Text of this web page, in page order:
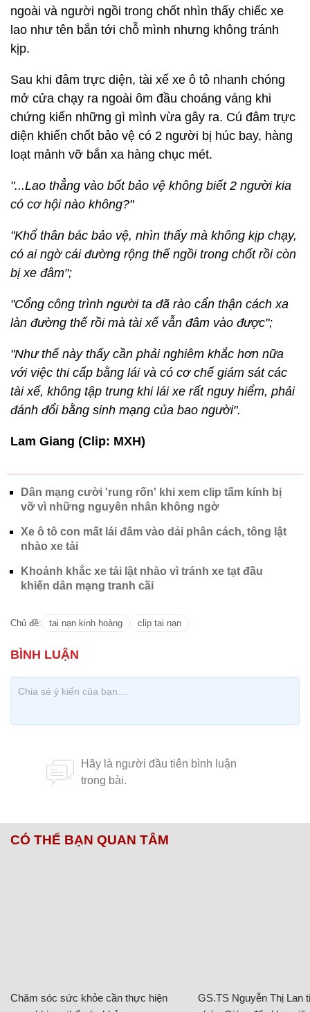
ngoài và người ngồi trong chốt nhìn thấy chiếc xe
lao như tên bắn tới chỗ mình nhưng không tránh
kịp.
Sau khi đâm trực diện, tài xế xe ô tô nhanh chóng
mở cửa chạy ra ngoài ôm đầu choáng váng khi
chứng kiến những gì mình vừa gây ra. Cú đâm trực
diện khiến chốt bảo vệ có 2 người bị húc bay, hàng
loạt mảnh vỡ bắn xa hàng chục mét.
"...Lao thẳng vào bốt bảo vệ không biết 2 người kia
có cơ hội nào không?"
"Khổ thân bác bảo vệ, nhìn thấy mà không kịp chạy,
có ai ngờ cái đường rộng thế ngồi trong chốt rồi còn
bị xe đâm";
"Cổng công trình người ta đã rào cẩn thận cách xa
làn đường thế rồi mà tài xế vẫn đâm vào được";
"Như thế này thấy cần phải nghiêm khắc hơn nữa
với việc thi cấp bằng lái và có cơ chế giám sát các
tài xế, không tập trung khi lái xe rất nguy hiểm, phải
đánh đổi bằng sinh mạng của bao người".
Lam Giang (Clip: MXH)
Dân mạng cười 'rung rốn' khi xem clip tấm kính bị
vỡ vì những nguyên nhân không ngờ
Xe ô tô con mất lái đâm vào dải phân cách, tông lật
nhào xe tải
Khoảnh khắc xe tải lật nhào vì tránh xe tạt đầu
khiến dân mạng tranh cãi
Chủ đề: tai nạn kinh hoàng clip tai nạn
CÓ THỂ BẠN QUAN TÂM
Chăm sóc sức khỏe cần thực hiện
GS.TS Nguyễn Thị Lan